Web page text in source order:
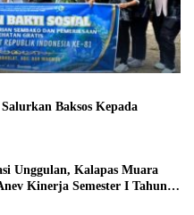
Baksos Kepada
Unggulan, Kalapas Muara
Kinerja Semester I Tahun